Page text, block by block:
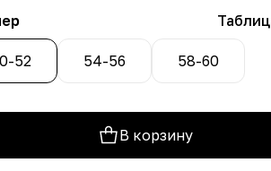
52 54-56 58-60
В корзину